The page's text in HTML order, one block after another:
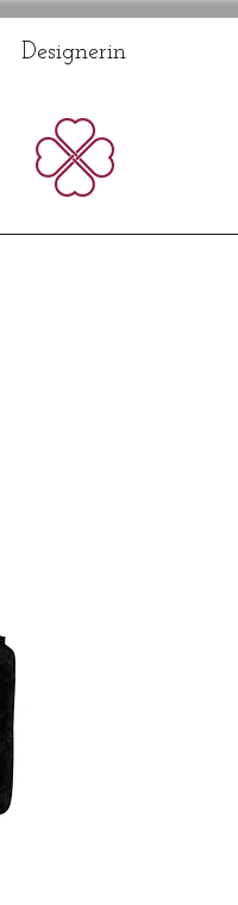
Designerin